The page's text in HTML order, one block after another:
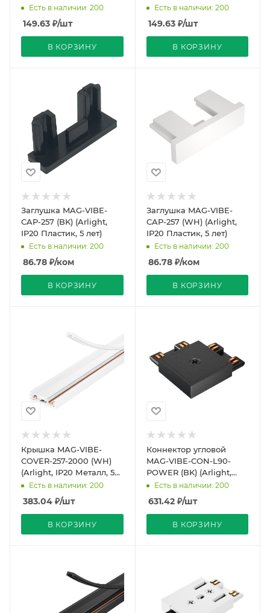
Есть в наличии: 200
149.63 ₽/шт
В КОРЗИНУ
Есть в наличии: 200
149.63₽/шт
В КОРЗИНУ
Заглушка MAG-VIBE-
CAP-257 (BK) (Arlight,
IP20 Пластик, 5 лет)
Есть в наличии: 200
86.78 ₽/ком
В КОРЗИНУ
Заглушка MAG-VIBE-
CAP-257 (WH) (Arlight,
IP20 Пластик, 5 лет)
Есть в наличии: 200
86.78₽/ком
В КОРЗИНУ
Крышка MAG-VIBE-
COVER-257-2000 (WH)
(Arlight, IP20 Металл, 5
лет)Есть в наличии: 200
383.04 ₽/шт
В КОРЗИНУ
Коннектор угловой
MAG-VIBE-CON-L90-
POWER (BK) (Arlight,
IP20 Металл, 5 лет)
Есть в наличии: 200
631.42₽/шт
В КОРЗИНУ